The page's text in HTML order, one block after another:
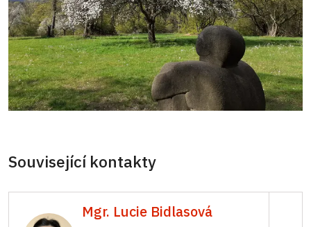
Související kontakty
Mgr. Lucie Bidlasová